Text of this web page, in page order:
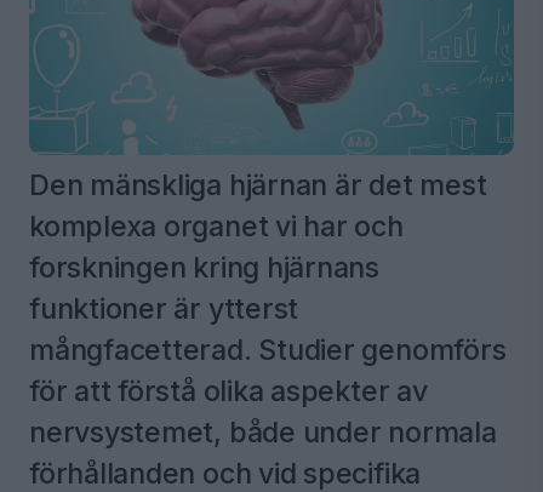
Den mänskliga hjärnan är det mest
komplexa organet vi har och
forskningen kring hjärnans
funktioner är ytterst
mångfacetterad. Studier genomförs
för att förstå olika aspekter av
nervsystemet, både under normala
förhållanden och vid specifika